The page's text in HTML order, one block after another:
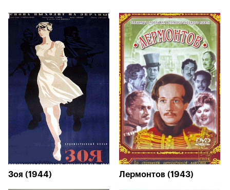
Зоя (1944) Лермонтов (1943)